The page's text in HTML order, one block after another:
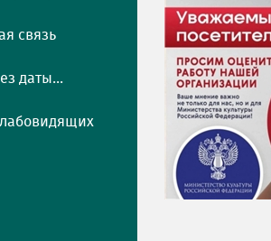
связь
даты...